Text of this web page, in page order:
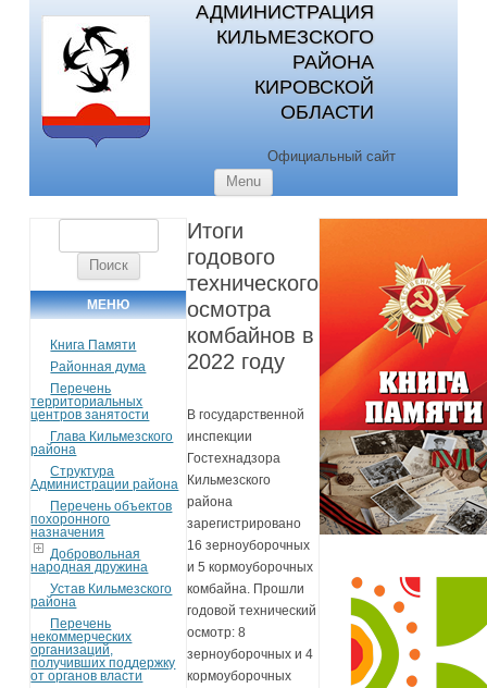
АДМИНИСТРАЦИЯ
КИЛЬМЕЗСКОГО
РАЙОНА
КИРОВСКОЙ
ОБЛАСТИ
Официальный сайт
Menu
МЕНЮ
Книга Памяти
Районная дума
Перечень
территориальных
центров занятости
Глава Кильмезского
района
Структура
Администрации района
Перечень объектов
похоронного
назначения
Добровольная
народная дружина
Устав Кильмезского
района
Перечень
некоммерческих
организаций,
получивших поддержку
от органов власти
Итоги
годового
технического
осмотра
комбайнов в
2022 году
В государственной
инспекции
Гостехнадзора
Кильмезского
района
зарегистрировано
16 зерноуборочных
и 5 кормоуборочных
комбайна. Прошли
годовой технический
осмотр: 8
зерноуборочных и 4
кормоуборочных